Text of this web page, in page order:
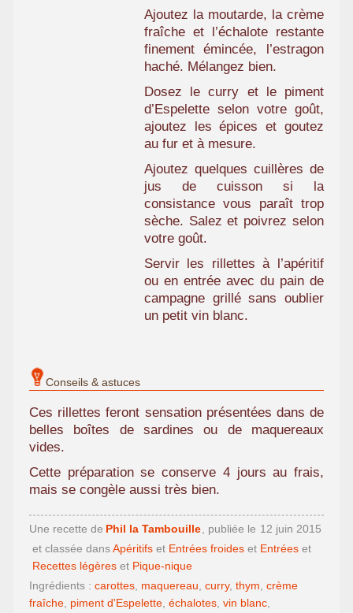
Ajoutez la moutarde, la crème
fraîche et l’échalote restante
finement émincée, l’estragon
haché. Mélangez bien.
Dosez le curry et le piment
d’Espelette selon votre goût,
ajoutez les épices et goutez
au fur et à mesure.
Ajoutez quelques cuillères de
jus de cuisson si la
consistance vous paraît trop
sèche. Salez et poivrez selon
votre goût.
Servir les rillettes à l’apéritif
ou en entrée avec du pain de
campagne grillé sans oublier
un petit vin blanc.
Conseils & astuces
Ces rillettes feront sensation présentées dans de
belles boîtes de sardines ou de maquereaux
vides.
Cette préparation se conserve 4 jours au frais,
mais se congèle aussi très bien.
Une recette de Phil la Tambouille , publiée le 12 juin 2015
et classée dansApéritifs et Entrées froides et Entrées et
Recettes légères et Pique-nique
Ingrédients : carottes maquereau curry, thym crème
fraîche piment d'Espelette échalotes vin blanc